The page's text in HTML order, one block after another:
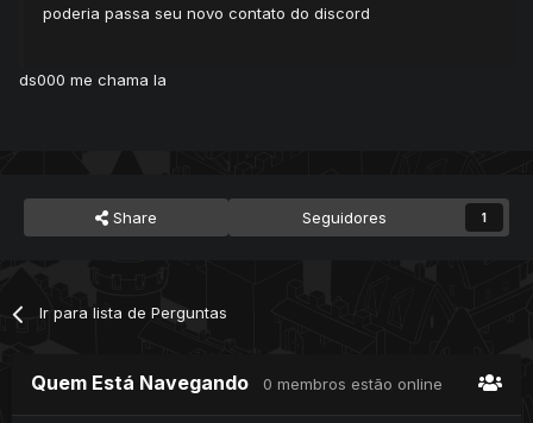
poderia passa seu novo contato do discord
ds000 me chama la
Share Seguidores 1
Ir para lista de Perguntas
Quem Está Navegando 0 membros estão online